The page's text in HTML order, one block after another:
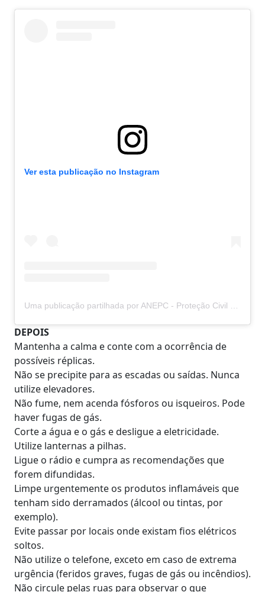
Ver esta publicação no Instagram
DEPOIS
Mantenha a calma e conte com a ocorrência de
possíveis réplicas.
Não se precipite para as escadas ou saídas. Nunca
utilize elevadores.
Não fume, nem acenda fósforos ou isqueiros. Pode
haver fugas de gás.
Corte a água e o gás e desligue a eletricidade.
Utilize lanternas a pilhas.
Ligue o rádio e cumpra as recomendações que
forem difundidas.
Limpe urgentemente os produtos inflamáveis que
tenham sido derramados (álcool ou tintas, por
exemplo).
Evite passar por locais onde existam fios elétricos
soltos.
Não utilize o telefone, exceto em caso de extrema
urgência (feridos graves, fugas de gás ou incêndios).
Não circule pelas ruas para observar o que